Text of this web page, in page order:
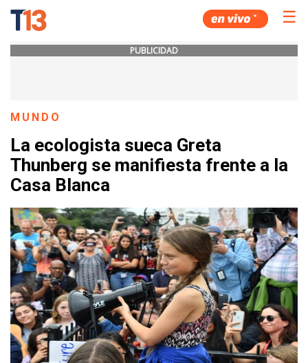
☰
PUBLICIDAD
MUNDO
La ecologista sueca Greta
Thunberg se manifiesta frente a la
Casa Blanca